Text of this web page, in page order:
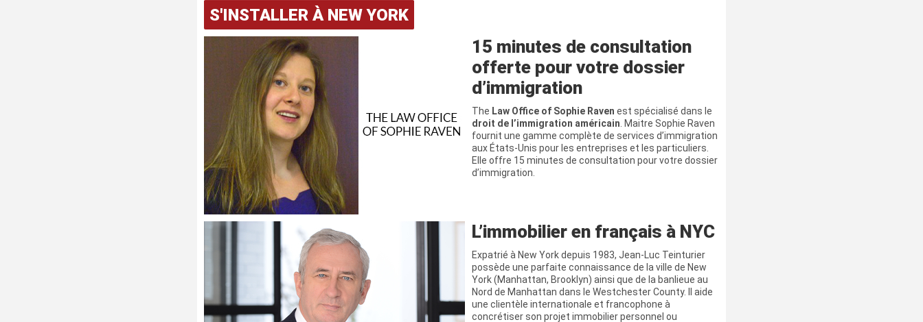
S'INSTALLER À NEW YORK
15 minutes de consultation
offerte pour votre dossier
d’immigration
The Law Office of Sophie Raven est spécialisé dans le
droit de l’immigration américain . Maitre Sophie Raven
fournit une gamme complète de services d’immigration
aux États-Unis pour les entreprises et les particuliers.
Elle offre 15 minutes de consultation pour votre dossier
d’immigration.
L’immobilier en français à NYC
Expatrié à New York depuis 1983, Jean-Luc Teinturier
possède une parfaite connaissance de la ville de New
York (Manhattan, Brooklyn) ainsi que de la banlieue au
Nord de Manhattan dans le Westchester County. Il aide
une clientèle internationale et francophone à
concrétiser son projet immobilier personnel ou